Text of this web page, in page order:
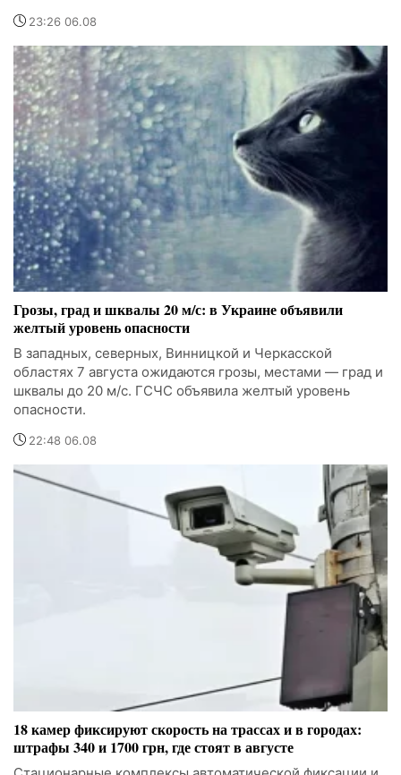
23:26 06.08
Грозы, град и шквалы 20 м/с: в Украине объявили
желтый уровень опасности
В западных, северных, Винницкой и Черкасской
областях 7 августа ожидаются грозы, местами — град и
шквалы до 20 м/с. ГСЧС объявила желтый уровень
опасности.
22:48 06.08
18 камер фиксируют скорость на трассах и в городах:
штрафы 340 и 1700 грн, где стоят в августе